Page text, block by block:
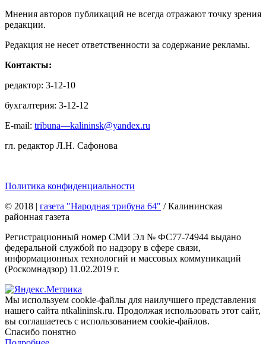
Мнения авторов публикаций не всегда отражают точку зрения
редакции.
Редакция не несет ответственности за содержание рекламы.
Контакты:
редактор: 3-12-10
бухгалтерия: 3-12-12
E-mail: tribuna—kalininsk@yandex.ru
гл. редактор Л.Н. Сафонова
Политика конфиденциальности
© 2018 | газета "Народная трибуна 64" / Калининская
районная газета
Регистрационный номер СМИ Эл № ФС77-74944 выдано
федеральной службой по надзору в сфере связи,
информационных технологий и массовых коммуникаций
(Роскомнадзор) 11.02.2019 г.
Мы используем cookie-файлы для наилучшего представления
нашего сайта ntkalininsk.ru. Продолжая использовать этот сайт,
вы соглашаетесь с использованием cookie-файлов.
Спасибо понятно